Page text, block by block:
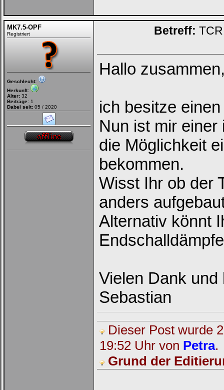
MK7.5-OPF
Registriert
Geschlecht:
Herkunft:
Alter: 32
Beiträge: 1
Dabei seit: 05 / 2020
Betreff:
Hallo
ich besitze
Nun ist mir einer
die Möglichkeit
bekommen.
Wisst Ihr ob der
anders
Alternativ könnt
Vielen Dank
Sebastian
Dieser Post wurde
19:52 Uhr von Petra.
Grund der